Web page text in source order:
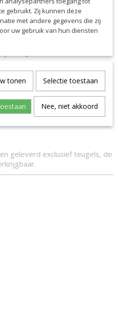
gecombineerd aan een
zoveel mogelijk vrij blijven
vermindert de druk op
neusriem heeft een lichte V-
logo.
leder
de basis van de oren vrij laat
dankzij het speciale
geleverd exclusief teugels, de
gebruikt. Zij kunnen deze
met andere gegevens die zij
uw gebruik van hun diensten
tonen Selectie toestaan
Nee, niet akkoord